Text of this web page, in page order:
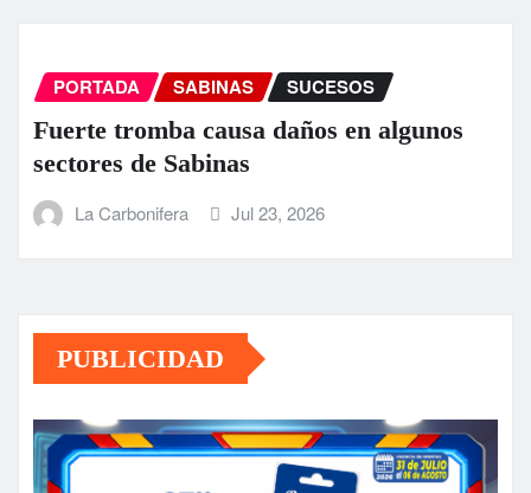
PORTADA SABINAS SUCESOS
Fuerte tromba causa daños en algunos
sectores de Sabinas
La Carbonifera Jul 23, 2026
PUBLICIDAD